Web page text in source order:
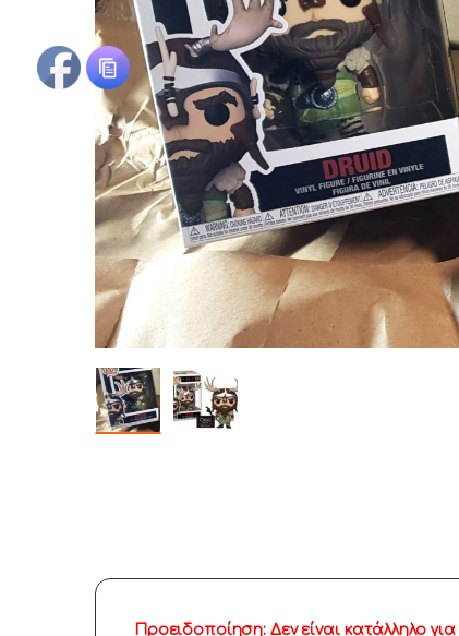
Προειδοποίηση: Δεν είναι κατάλληλο